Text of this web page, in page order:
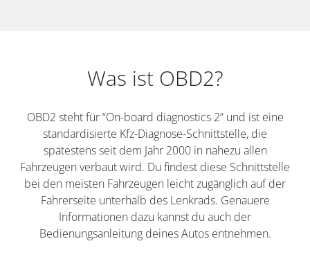
Was ist OBD2?
OBD2 steht für “On-board diagnostics 2” und ist eine
standardisierte Kfz-Diagnose-Schnittstelle, die
spätestens seit dem Jahr 2000 in nahezu allen
Fahrzeugen verbaut wird. Du findest diese Schnittstelle
bei den meisten Fahrzeugen leicht zugänglich auf der
Fahrerseite unterhalb des Lenkrads. Genauere
Informationen dazu kannst du auch der
Bedienungsanleitung deines Autos entnehmen.